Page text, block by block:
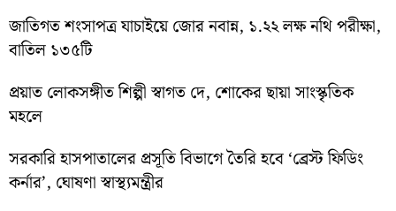
জাতিগত শংসাপত্র যাচাইয়ে জোর নবান্ন, ১.২২ লক্ষ নথি পরীক্ষা,
বাতিল ১৩৫টি
প্রয়াত লোকসঙ্গীত শিল্পী স্বাগত দে, শোকের ছায়া সাংস্কৃতিক
মহলে
সরকারি হাসপাতালের প্রসূতি বিভাগে তৈরি হবে ‘ব্রেস্ট ফিডিং
কর্নার’, ঘোষণা স্বাস্থ্যমন্ত্রীর